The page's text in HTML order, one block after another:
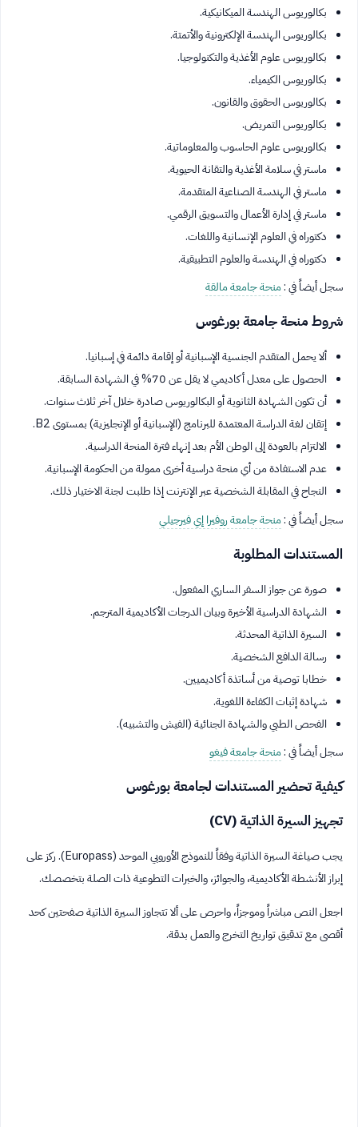
بكالوريوس الهندسة الميكانيكية.
بكالوريوس الهندسة الإلكترونية والأتمتة.
بكالوريوس علوم الأغذية والتكنولوجيا.
بكالوريوس الكيمياء.
بكالوريوس الحقوق والقانون.
بكالوريوس التمريض.
بكالوريوس علوم الحاسوب والمعلوماتية.
ماستر في سلامة الأغذية والتقانة الحيوية.
ماستر في الهندسة الصناعية المتقدمة.
ماستر في إدارة الأعمال والتسويق الرقمي.
دكتوراه في العلوم الإنسانية واللغات.
دكتوراه في الهندسة والعلوم التطبيقية.
سجل أيضاً في :منحة جامعة مالقة
شروط منحة جامعة بورغوس
ألا يحمل المتقدم الجنسية الإسبانية أو إقامة دائمة في إسبانيا.
الحصول على معدل أكاديمي لا يقل عن 70% في الشهادة السابقة.
أن تكون الشهادة الثانوية أو البكالوريوس صادرة خلال آخر ثلاث سنوات.
إتقان لغة الدراسة المعتمدة للبرنامج (الإسبانية أو الإنجليزية) بمستوى B2.
الالتزام بالعودة إلى الوطن الأم بعد إنهاء فترة المنحة الدراسية.
عدم الاستفادة من أي منحة دراسية أخرى ممولة من الحكومة الإسبانية.
النجاح في المقابلة الشخصية عبر الإنترنت إذا طلبت لجنة الاختيار ذلك.
سجل أيضاً في :منحة جامعة روفيرا إي فيرجيلي
المستندات المطلوبة
صورة عن جواز السفر الساري المفعول.
الشهادة الدراسية الأخيرة وبيان الدرجات الأكاديمية المترجم.
السيرة الذاتية المحدثة.
رسالة الدافع الشخصية.
خطابا توصية من أساتذة أكاديميين.
شهادة إثبات الكفاءة اللغوية.
الفحص الطبي والشهادة الجنائية (الفيش والتشبيه).
سجل أيضاً في :منحة جامعة فيغو
كيفية تحضير المستندات لجامعة بورغوس
تجهيز السيرة الذاتية (CV)
يجب صياغة السيرة الذاتية وفقاً للنموذج الأوروبي الموحد (Europass). ركز على
إبراز الأنشطة الأكاديمية، والجوائز، والخبرات التطوعية ذات الصلة بتخصصك.
اجعل النص مباشراً وموجزاً، واحرص على ألا تتجاوز السيرة الذاتية صفحتين كحد
أقصى مع تدقيق تواريخ التخرج والعمل بدقة.